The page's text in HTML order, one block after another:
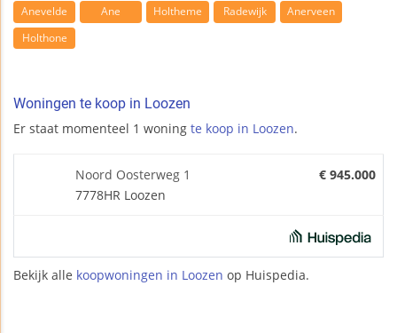
Anevelde
Ane Holtheme Radewijk
Anerveen
Holthone
Woningen te koop in Loozen
Er staat momenteel 1 woning te koop in Loozen.
Noord Oosterweg 1
7778HR Loozen
€ 945.000
Bekijk alle koopwoningen in Loozen op Huispedia.